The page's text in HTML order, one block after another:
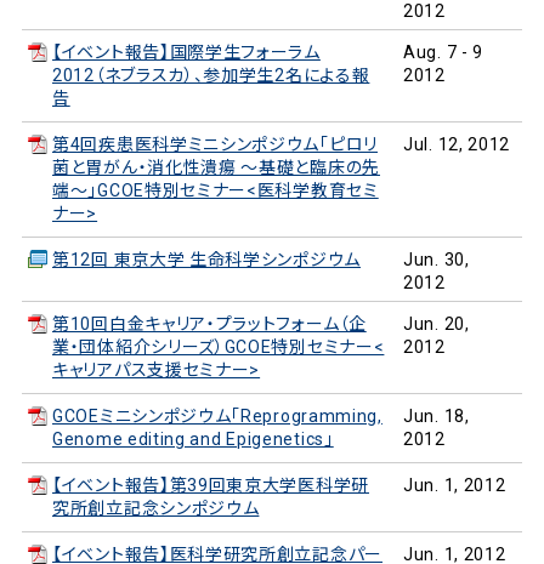
2012
【イベント報告】国際学生フォーラム
2012（ネブラスカ）、参加学生2名による報
告
Aug. 7 - 9
2012
第4回疾患医科学ミニシンポジウム「ピロリ
菌と胃がん・消化性潰瘍 ～基礎と臨床の先
端～」GCOE特別セミナー<医科学教育セミ
ナー>
Jul. 12, 2012
第12回 東京大学 生命科学シンポジウム
Jun. 30,
2012
第10回白金キャリア・プラットフォーム（企
業・団体紹介シリーズ）GCOE特別セミナー<
キャリアパス支援セミナー>
Jun. 20,
2012
GCOEミニシンポジウム「Reprogramming,
Genome editing and Epigenetics」
Jun. 18,
2012
【イベント報告】第39回東京大学医科学研
究所創立記念シンポジウム
Jun. 1, 2012
【イベント報告】医科学研究所創立記念パー Jun. 1, 2012